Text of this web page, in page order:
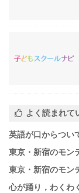
よく読まれて
英語が口からつい
東京・新宿のモン
東京・新宿のモン
心が踊り，わくわ